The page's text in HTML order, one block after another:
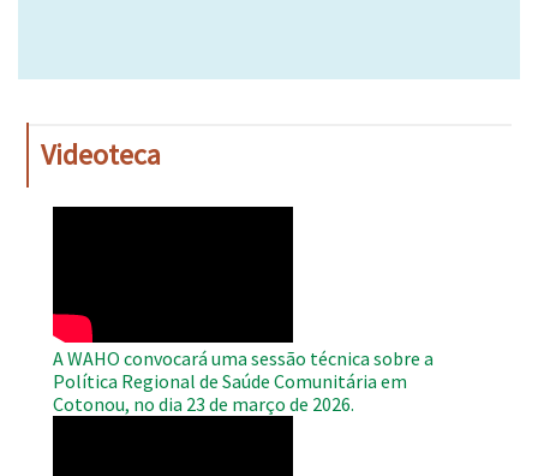
Videoteca
A WAHO convocará uma sessão técnica sobre a
Política Regional de Saúde Comunitária em
Cotonou, no dia 23 de março de 2026.